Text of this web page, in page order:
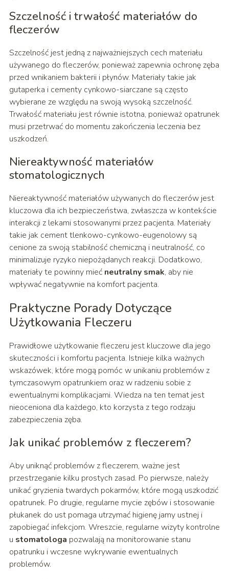
Szczelność i trwałość materiałów do
fleczerów
Szczelność jest jedną z najważniejszych cech materiału
używanego do fleczerów, ponieważ zapewnia ochronę zęba
przed wnikaniem bakterii i płynów. Materiały takie jak
gutaperka i cementy cynkowo-siarczane są często
wybierane ze względu na swoją wysoką szczelność.
Trwałość materiału jest równie istotna, ponieważ opatrunek
musi przetrwać do momentu zakończenia leczenia bez
uszkodzeń.
Niereaktywność materiałów
stomatologicznych
Niereaktywność materiałów używanych do fleczerów jest
kluczowa dla ich bezpieczeństwa, zwłaszcza w kontekście
interakcji z lekami stosowanymi przez pacjenta. Materiały
takie jak cement tlenkowo-cynkowo-eugenolowy są
cenione za swoją stabilność chemiczną i neutralność, co
minimalizuje ryzyko niepożądanych reakcji. Dodatkowo,
materiały te powinny mieć neutralny smak, aby nie
wpływać negatywnie na komfort pacjenta.
Praktyczne Porady Dotyczące
Użytkowania Fleczeru
Prawidłowe użytkowanie fleczeru jest kluczowe dla jego
skuteczności i komfortu pacjenta. Istnieje kilka ważnych
wskazówek, które mogą pomóc w unikaniu problemów z
tymczasowym opatrunkiem oraz w radzeniu sobie z
ewentualnymi komplikacjami. Wiedza na ten temat jest
nieoceniona dla każdego, kto korzysta z tego rodzaju
zabezpieczenia zęba.
Jak unikać problemów z fleczerem?
Aby uniknąć problemów z fleczerem, ważne jest
przestrzeganie kilku prostych zasad. Po pierwsze, należy
unikać gryzienia twardych pokarmów, które mogą uszkodzić
opatrunek. Po drugie, regularne mycie zębów i stosowanie
płukanek do ust pomaga utrzymać higienę jamy ustnej i
zapobiegać infekcjom. Wreszcie, regularne wizyty kontrolne
u stomatologa pozwalają na monitorowanie stanu
opatrunku i wczesne wykrywanie ewentualnych
problemów.